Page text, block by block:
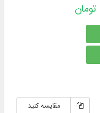
تومان
مقایسه کنید